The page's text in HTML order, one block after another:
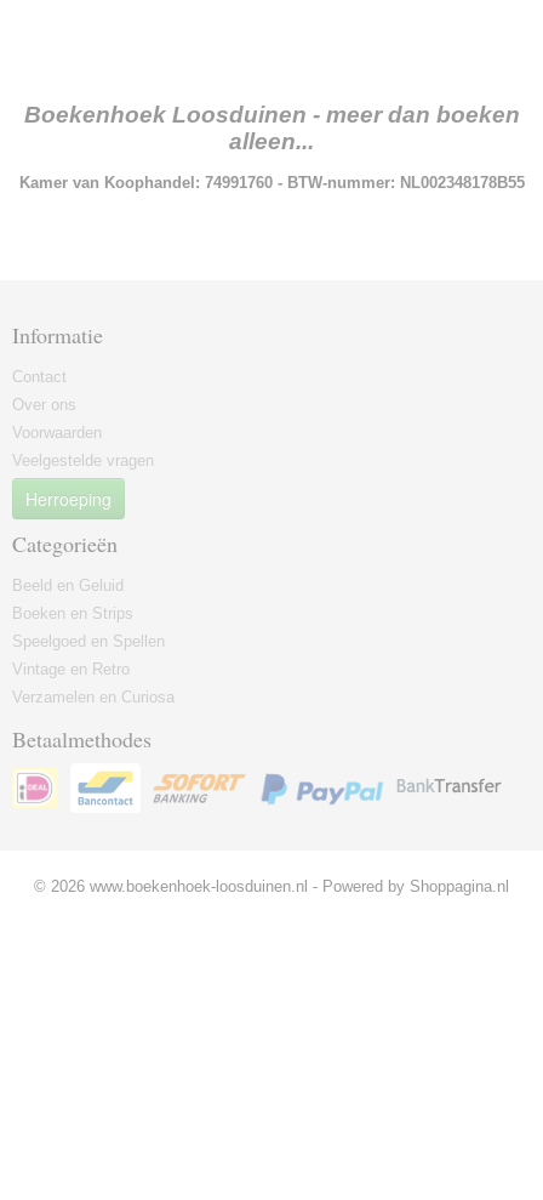
Boekenhoek Loosduinen - meer dan boeken
alleen...
Kamer van Koophandel: 74991760 - BTW-nummer: NL002348178B55
Informatie
Contact
Over ons
Voorwaarden
Veelgestelde vragen
Herroeping
Categorieën
Beeld en Geluid
Boeken en Strips
Speelgoed en Spellen
Vintage en Retro
Verzamelen en Curiosa
Betaalmethodes
© 2026 www.boekenhoek-loosduinen.nl - Powered by Shoppagina.nl